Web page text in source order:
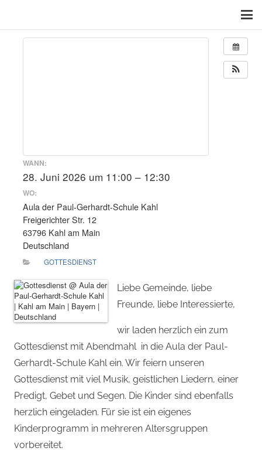
WANN:
28. Juni 2026 um 11:00 – 12:30
WO:
Aula der Paul-Gerhardt-Schule Kahl
Freigerichter Str. 12
63796 Kahl am Main
Deutschland
GOTTESDIENST
Liebe Gemeinde, liebe
Freunde, liebe Interessierte,
wir laden herzlich ein zum
Gottesdienst mit Abendmahl in die Aula der Paul-
Gerhardt-Schule Kahl ein. Wir feiern unseren
Gottesdienst mit viel Musik, geistlichen Liedern, einer
Predigt, Gebet und Segen. Die Kinder sind ebenfalls
herzlich eingeladen. Für sie ist ein eigenes
Kinderprogramm in mehreren Altersgruppen
vorbereitet.